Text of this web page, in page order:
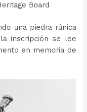
Board
una piedra rúnica
inscripción se lee
en memoria de